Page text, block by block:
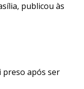
publicou às
preso após ser